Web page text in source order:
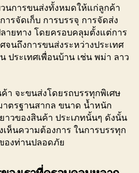
นการขนส่งทั้งหมดให้แก่ลูกค้า
รจัดเก็บ การบรรจุ การจัดส่ง
ายทาง โดยครอบคลุมตั้งแต่การ
จนถึงการขนส่งระหว่างประเทศ
ประเทศเพื่อนบ้าน เช่น พม่า ลาว
า จะขนส่งโดยรถบรรทุกพิเศษ
าตรฐานสากล ขนาด น้ำหนัก
าวของสินค้า ประเภทนั้นๆ ดังนั้น
เห็นความต้องการ ในการบรรทุก
องท่านปลอดภัย